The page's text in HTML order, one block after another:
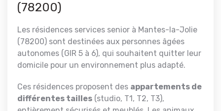
(78200)
Les résidences services senior à Mantes-la-Jolie
(78200) sont destinées aux personnes âgées
autonomes (GIR 5 à 6), qui souhaitent quitter leur
domicile pour un environnement plus adapté.
Ces résidences proposent des appartements de
différentes tailles (studio, T1, T2, T3),